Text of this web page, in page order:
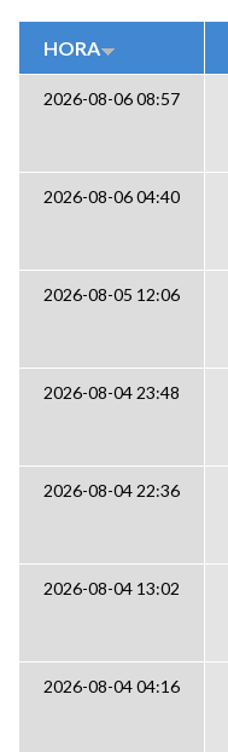
HORA
2026-08-06 08:57
2026-08-06 04:40
2026-08-05 12:06
2026-08-04 23:48
2026-08-04 22:36
2026-08-04 13:02
2026-08-04 04:16